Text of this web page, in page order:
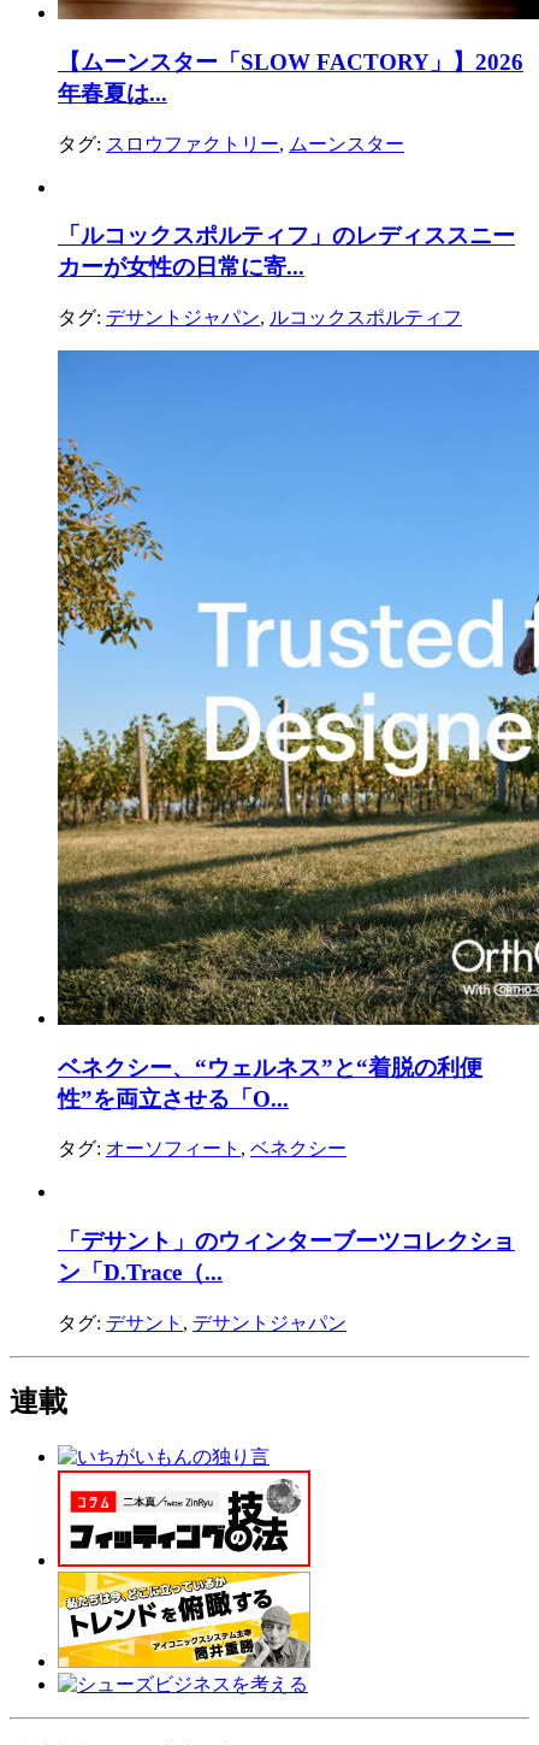
【ムーンスター「SLOW FACTORY」】2026
年春夏は...
タグ: スロウファクトリー, ムーンスター
「ルコックスポルティフ」のレディススニー
カーが女性の日常に寄...
タグ: デサントジャパン, ルコックスポルティフ
ベネクシー、“ウェルネス”と“着脱の利便
性”を両立させる「O...
タグ: オーソフィート , ベネクシー
「デサント」のウィンターブーツコレクショ
ン「D.Trace（...
タグ: デサント , デサントジャパン
連載